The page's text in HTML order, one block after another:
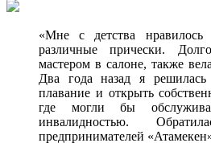
«Мне с детства
различные прически.
мастером в салоне, также
Два года назад я
плавание и открыть
где могли бы
инвалидностью.
предпринимателей